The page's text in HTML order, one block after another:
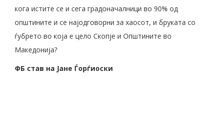
кога истите се и сега градоначалници во 90% од
општините и се најодговорни за хаосот, и бруката со
ѓубрето во која е цело Скопје и Општините во
Македонија?
ФБ став на Јане Ѓорѓиоски